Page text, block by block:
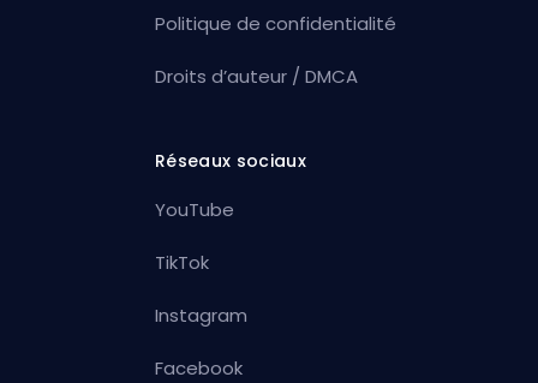
Politique de confidentialité
Droits d’auteur / DMCA
Réseaux sociaux
YouTube
TikTok
Instagram
Facebook